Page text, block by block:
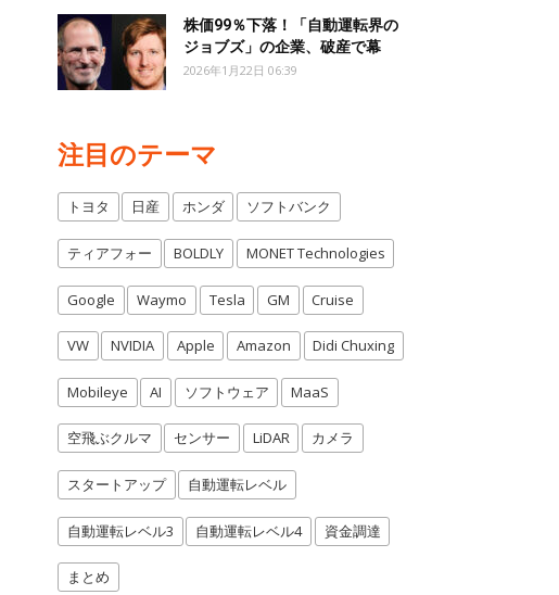
株価99％下落！「自動運転界の
ジョブズ」の企業、破産で幕
2026年1月22日 06:39
注目のテーマ
トヨタ 日産 ホンダ ソフトバンク
ティアフォー BOLDLY MONET Technologies
Google Waymo Tesla GM Cruise
VW NVIDIA Apple Amazon Didi Chuxing
Mobileye AI ソフトウェア MaaS
空飛ぶクルマ センサー LiDAR カメラ
スタートアップ 自動運転レベル
自動運転レベル3 自動運転レベル4 資金調達
まとめ